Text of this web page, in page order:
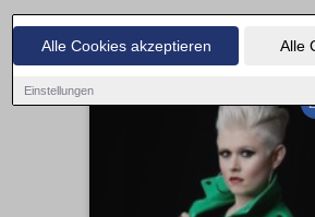
Alle Cookies akzeptieren Alle
Einstellungen